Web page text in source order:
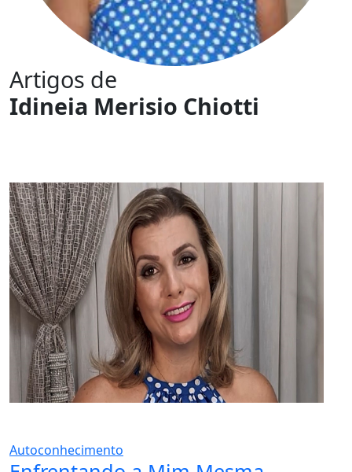
Artigos de
Idineia Merisio Chiotti
Autoconhecimento